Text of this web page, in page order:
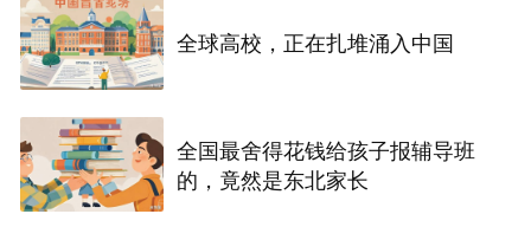
全球高校，正在扎堆涌入中国
全国最舍得花钱给孩子报辅导班
的，竟然是东北家长